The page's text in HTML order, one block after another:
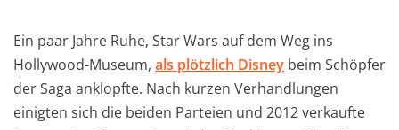
Ein paar Jahre Ruhe, Star Wars auf dem Weg ins
Hollywood-Museum, als plötzlich Disney beim Schöpfer
der Saga anklopfte. Nach kurzen Verhandlungen
einigten sich die beiden Parteien und 2012 verkaufte